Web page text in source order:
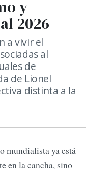
y
2026
a vivir el
al
de
de Lionel
distinta a la
mundialista ya está
en la cancha, sino